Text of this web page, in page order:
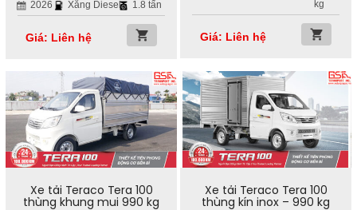
2026 Xăng Diesel 1.8 tấn
Giá: Liên hệ
kg
Giá: Liên hệ
Xe tải Teraco Tera 100
thùng khung mui 990 kg
Xe tải Teraco Tera 100
thùng kín inox – 990 kg